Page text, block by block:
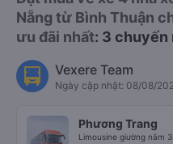
Nẵng từ Bình Thuận
ưu đãi nhất: 3 chuyến
Vexere Team
Ngày cập nhật: 08/08/
Phương Trang
Limousine giường nằm